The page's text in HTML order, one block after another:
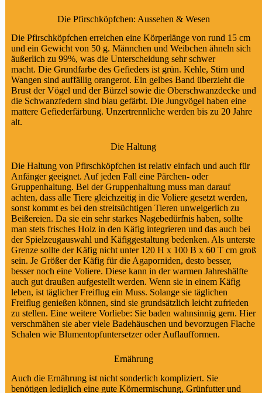
Die Pfirschköpfchen: Aussehen & Wesen
Die Pfirschköpfchen erreichen eine Körperlänge von rund 15 cm
und ein Gewicht von 50 g. Männchen und Weibchen ähneln sich
äußerlich zu 99%, was die Unterscheidung sehr schwer
macht. Die Grundfarbe des Gefieders ist grün. Kehle, Stirn und
Wangen sind auffällig orangerot. Ein gelbes Band überzieht die
Brust der Vögel und der Bürzel sowie die Oberschwanzdecke und
die Schwanzfedern sind blau gefärbt. Die Jungvögel haben eine
mattere Gefiederfärbung. Unzertrennliche werden bis zu 20 Jahre
alt.
Die Haltung
Die Haltung von Pfirschköpfchen ist relativ einfach und auch für
Anfänger geeignet. Auf jeden Fall eine Pärchen- oder
Gruppenhaltung. Bei der Gruppenhaltung muss man darauf
achten, dass alle Tiere gleichzeitig in die Voliere gesetzt werden,
sonst kommt es bei den streitsüchtigen Tieren unweigerlich zu
Beißereien. Da sie ein sehr starkes Nagebedürfnis haben, sollte
man stets frisches Holz in den Käfig integrieren und das auch bei
der Spielzeugauswahl und Käfiggestaltung bedenken. Als unterste
Grenze sollte der Käfig nicht unter 120 H x 100 B x 60 T cm groß
sein. Je Größer der Käfig für die Agaporniden, desto besser,
besser noch eine Voliere. Diese kann in der warmen Jahreshälfte
auch gut draußen aufgestellt werden. Wenn sie in einem Käfig
leben, ist täglicher Freiflug ein Muss. Solange sie täglichen
Freiflug genießen können, sind sie grundsätzlich leicht zufrieden
zu stellen. Eine weitere Vorliebe: Sie baden wahnsinnig gern. Hier
verschmähen sie aber viele Badehäuschen und bevorzugen Flache
Schalen wie Blumentopfuntersetzer oder Auflaufformen.
Ernährung
Auch die Ernährungist nicht sonderlich kompliziert. Sie
benötigen lediglich eine gute Körnermischung, Grünfutter und